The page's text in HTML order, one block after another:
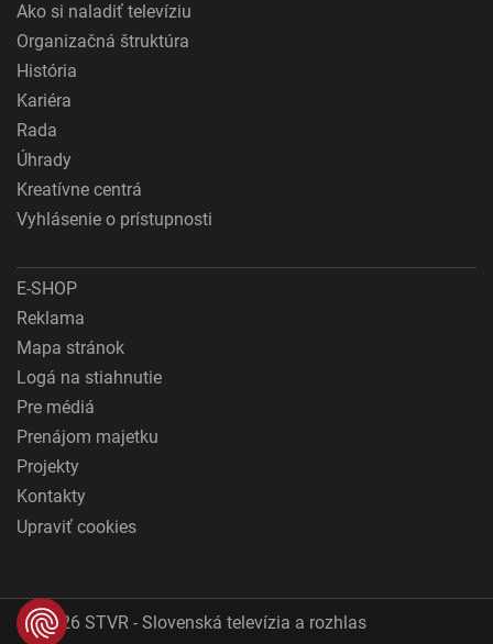
Ako si naladiť televíziu
Organizačná štruktúra
História
Kariéra
Rada
Úhrady
Kreatívne centrá
Vyhlásenie o prístupnosti
E-SHOP
Reklama
Mapa stránok
Logá na stiahnutie
Pre médiá
Prenájom majetku
Projekty
Kontakty
Upraviť cookies
© 2026 STVR - Slovenská televízia a rozhlas